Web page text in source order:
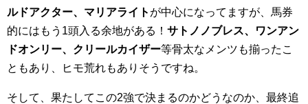
ルドアクター、マリアライト が中心になってますが、馬券
的にはもう1頭入る余地がある！ サトノノブレス、ワンアン
ドオンリー、クリールカイザー等骨太なメンツも揃ったこ
ともあり、ヒモ荒れもありそうですね。
そして、果たしてこの2強で決まるのかどうなのか、最終追